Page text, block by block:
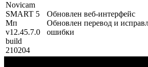
Novicam
SMART 5
Мп
v12.45.7.0
build
210204
Обновлен веб-интерфейс
Обновлен перевод и
ошибки